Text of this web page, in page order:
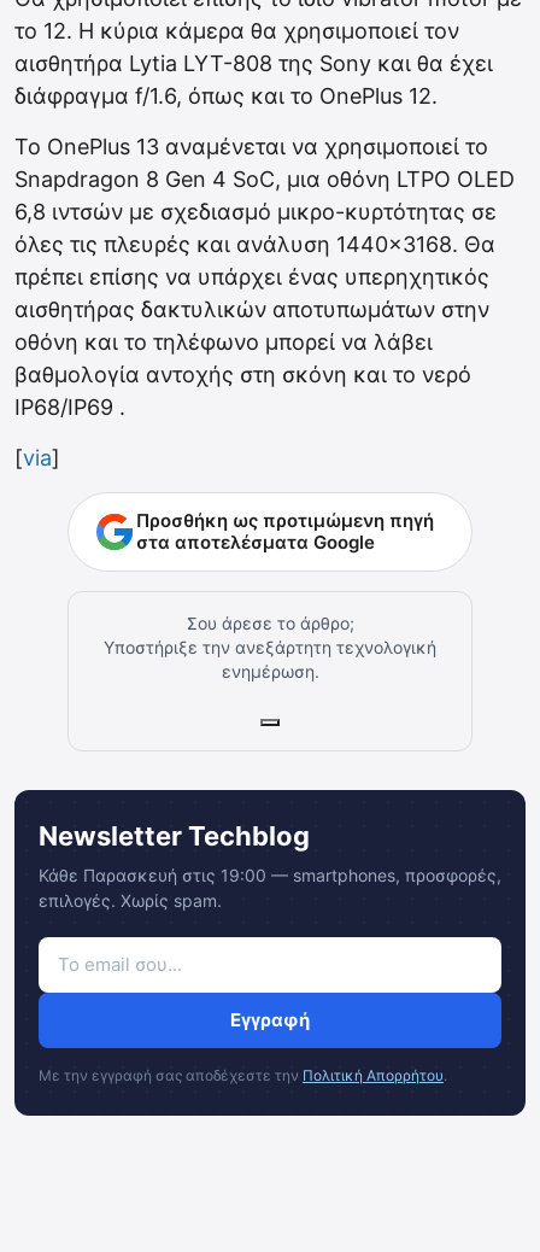
το 12. Η κύρια κάμερα θα χρησιμοποιεί τον
αισθητήρα Lytia LYT-808 της Sony και θα έχει
διάφραγμα f/1.6, όπως και το OnePlus 12.
Το OnePlus 13 αναμένεται να χρησιμοποιεί το
Snapdragon 8 Gen 4 SoC, μια οθόνη LTPO OLED
6,8 ιντσών με σχεδιασμό μικρο-κυρτότητας σε
όλες τις πλευρές και ανάλυση 1440×3168. Θα
πρέπει επίσης να υπάρχει ένας υπερηχητικός
αισθητήρας δακτυλικών αποτυπωμάτων στην
οθόνη και το τηλέφωνο μπορεί να λάβει
βαθμολογία αντοχής στη σκόνη και το νερό
IP68/IP69 .
[via]
Προσθήκη ως προτιμώμενη πηγή
στα αποτελέσματα Google
Σου άρεσε το άρθρο;
Υποστήριξε την ανεξάρτητη τεχνολογική
ενημέρωση.
Newsletter Techblog
Κάθε Παρασκευή στις 19:00 — smartphones, προσφορές,
επιλογές. Χωρίς spam.
Εγγραφή
Με την εγγραφή σας αποδέχεστε την Πολιτική Απορρήτου.